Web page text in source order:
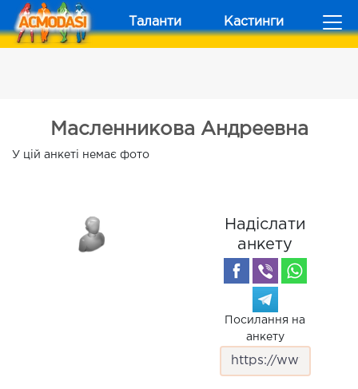
Таланти Кастинги
Масленникова Андреевна
У цій анкеті немає фото
Надіслати
анкету
Посилання на
анкету